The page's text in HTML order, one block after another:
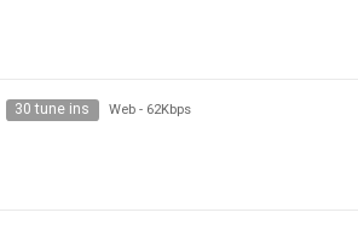
30 tune ins Web - 62Kbps